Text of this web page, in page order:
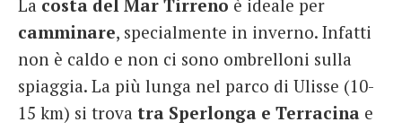
La costa del Mar Tirreno è ideale per
camminare, specialmente in inverno. Infatti
non è caldo e non ci sono ombrelloni sulla
spiaggia. La più lunga nel parco di Ulisse (10-
15 km) si trova tra Sperlonga e Terracina e